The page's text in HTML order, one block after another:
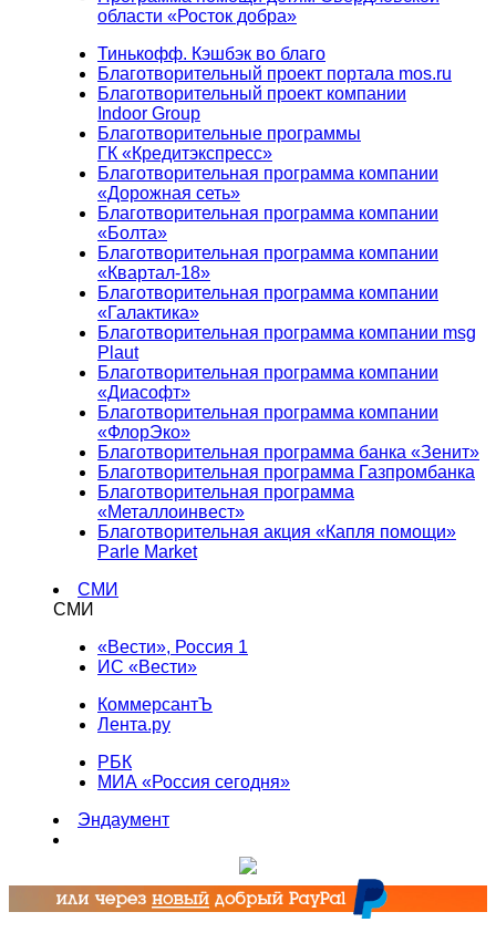
области «Росток добра»
Тинькофф. Кэшбэк во благо
Благотворительный проект портала mos.ru
Благотворительный проект компании
Indoor Group
Благотворительные программы
ГК «Кредитэкспресс»
Благотворительная программа компании
«Дорожная сеть»
Благотворительная программа компании
«Болта»
Благотворительная программа компании
«Квартал-18»
Благотворительная программа компании
«Галактика»
Благотворительная программа компании msg
Plaut
Благотворительная программа компании
«Диасофт»
Благотворительная программа компании
«ФлорЭко»
Благотворительная программа банка «Зенит»
Благотворительная программа Газпромбанка
Благотворительная программа
«Металлоинвест»
Благотворительная акция «Капля помощи»
Parle Market
СМИ
СМИ
«Вести», Россия 1
ИС «Вести»
КоммерсантЪ
Лента.ру
РБК
МИА «Россия сегодня»
Эндаумент